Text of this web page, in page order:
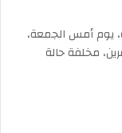
يوم أمس الجمعة،
مخلفة حالة